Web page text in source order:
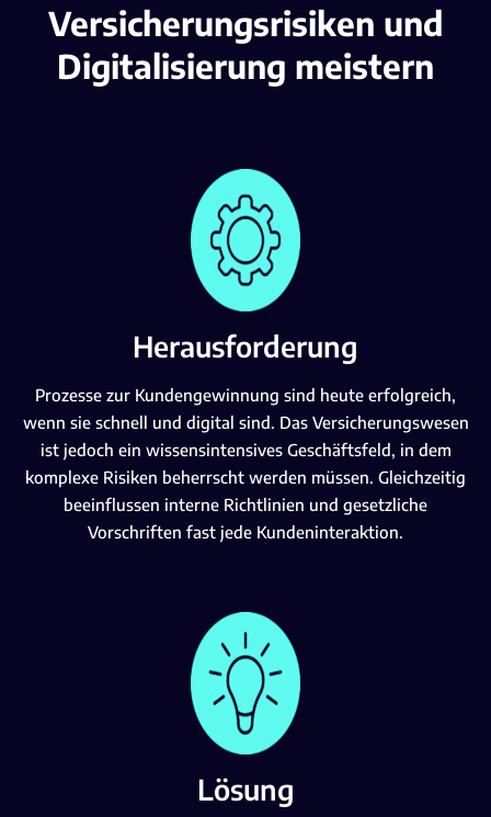
Versicherungsrisiken und
Digitalisierung meistern
Herausforderung
Prozesse zur Kundengewinnung sind heute erfolgreich,
wenn sie schnell und digital sind. Das Versicherungswesen
ist jedoch ein wissensintensives Geschäftsfeld, in dem
komplexe Risiken beherrscht werden müssen. Gleichzeitig
beeinflussen interne Richtlinien und gesetzliche
Vorschriften fast jede Kundeninteraktion.
Lösung